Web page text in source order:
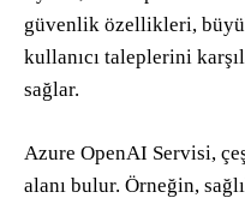
güvenlik özellikleri,
kullanıcı taleplerini
sağlar.
Azure OpenAI Servisi,
alanı bulur. Örneğin,